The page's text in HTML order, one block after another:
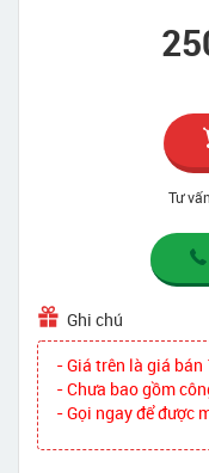
Tư
Ghi chú
- Giá trên là giá bán
- Chưa bao gồm
- Gọi ngay để được